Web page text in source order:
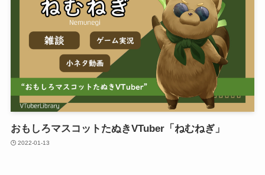
おもしろマスコットたぬきVTuber「ねむねぎ」
2022-01-13